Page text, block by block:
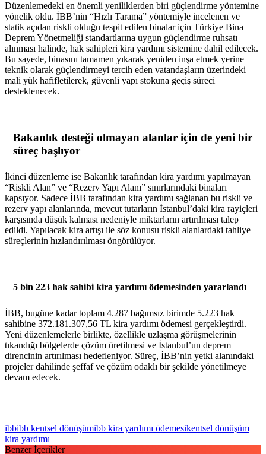
Düzenlemedeki en önemli yeniliklerden biri güçlendirme yöntemine
yönelik oldu. İBB’nin “Hızlı Tarama” yöntemiyle incelenen ve
statik açıdan riskli olduğu tespit edilen binalar için Türkiye Bina
Deprem Yönetmeliği standartlarına uygun güçlendirme ruhsatı
alınması halinde, hak sahipleri kira yardımı sistemine dahil edilecek.
Bu sayede, binasını tamamen yıkarak yeniden inşa etmek yerine
teknik olarak güçlendirmeyi tercih eden vatandaşların üzerindeki
mali yük hafifletilerek, güvenli yapı stokuna geçiş süreci
desteklenecek.
Bakanlık desteği olmayan alanlar için de yeni bir
süreç başlıyor
İkinci düzenleme ise Bakanlık tarafından kira yardımı yapılmayan
“Riskli Alan” ve “Rezerv Yapı Alanı” sınırlarındaki binaları
kapsıyor. Sadece İBB tarafından kira yardımı sağlanan bu riskli ve
rezerv yapı alanlarında, mevcut tutarların İstanbul’daki kira rayiçleri
karşısında düşük kalması nedeniyle miktarların artırılması talep
edildi. Yapılacak kira artışı ile söz konusu riskli alanlardaki tahliye
süreçlerinin hızlandırılması öngörülüyor.
5 bin 223 hak sahibi kira yardımı ödemesinden yararlandı
İBB, bugüne kadar toplam 4.287 bağımsız birimde 5.223 hak
sahibine 372.181.307,56 TL kira yardımı ödemesi gerçekleştirdi.
Yeni düzenlemelerle birlikte, özellikle uzlaşma görüşmelerinin
tıkandığı bölgelerde çözüm üretilmesi ve İstanbul’un deprem
direncinin artırılması hedefleniyor. Süreç, İBB’nin yetki alanındaki
projeler dahilinde şeffaf ve çözüm odaklı bir şekilde yönetilmeye
devam edecek.
ibbibb kentsel dönüşümibb kira yardımı ödemesikentsel dönüşüm
kira yardımı
Benzer İçerikler